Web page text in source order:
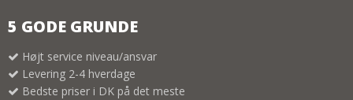
5 GODE GRUNDE
Højt service niveau/ansvar
Levering 2-4 hverdage
Bedste priser i DK på det meste